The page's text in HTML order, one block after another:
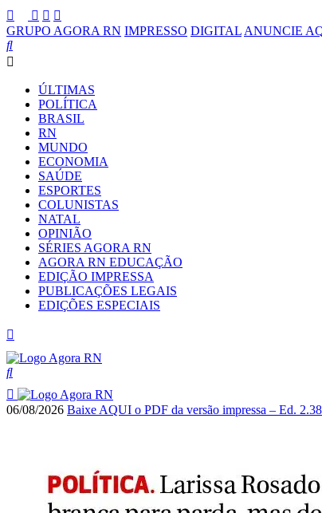
GRUPO AGORA RN IMPRESSO DIGITAL ANUNCIE
ÚLTIMAS
POLÍTICA
BRASIL
RN
MUNDO
ECONOMIA
SAÚDE
ESPORTES
COLUNISTAS
NATAL
OPINIÃO
SÉRIES AGORA RN
AGORA RN EDUCAÇÃO
EDIÇÃO IMPRESSA
PUBLICAÇÕES LEGAIS
EDIÇÕES ESPECIAIS
06/08/2026 Baixe AQUI o PDF da versão impressa – Ed.